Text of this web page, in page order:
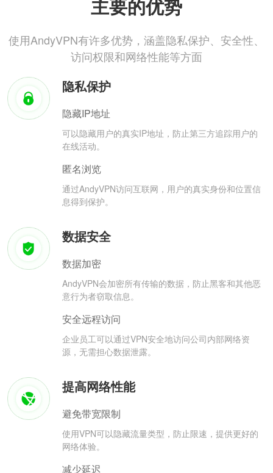
主要的优势
使用AndyVPN有许多优势，涵盖隐私保护、安全性、
访问权限和网络性能等方面
隐私保护
隐藏IP地址
可以隐藏用户的真实IP地址，防止第三方追踪用户的
在线活动。
匿名浏览
通过AndyVPN访问互联网，用户的真实身份和位置信
息得到保护。
数据安全
数据加密
AndyVPN会加密所有传输的数据，防止黑客和其他恶
意行为者窃取信息。
安全远程访问
企业员工可以通过VPN安全地访问公司内部网络资
源，无需担心数据泄露。
提高网络性能
避免带宽限制
使用VPN可以隐藏流量类型，防止限速，提供更好的
网络体验。
减少延迟